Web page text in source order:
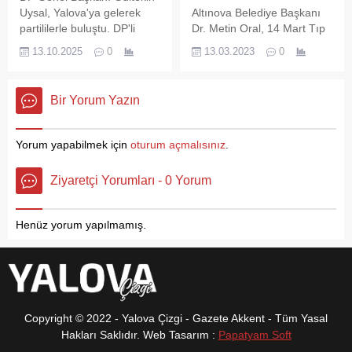
yapılan faaliyetlerle ilgili
çeşitli bilgiler aldı. Çiftlikköy
Belediye Başkanı Ali Murat
Silpagar’ın talimatlarıyla
kent tarihinde önemli bir
eşik geride bırakılmış oldu.
Uysal, Yalova'ya gelerek
partililerle buluştu. DP'li
Taşköprü Belediye Başkanı
İsmail Arslan'ı makamında
Başkanı Gültekin Uysal DP
Yalova il binasında
13.10.2025 0
Altınova Belediye Başkanı
Dr. Metin Oral, 14 Mart Tıp
Bayramı nedeniyle
yayınladığı mesajda, tüm
doktorlar olmak üzere,
teknisyeni, sağlık memuru
Başkan Dr....
13.03.2023 0
Bir Yorum Yazın
Yorum yapabilmek için oturum açmalısınız.
Ziyaretçi Yorumları - 0 Yorum
Henüz yorum yapılmamış.
Copyright © 2022 - Yalova Çizgi - Gazete Akkent - Tüm Yasal
Hakları Saklıdır. Web Tasarım : Papatyam Soft